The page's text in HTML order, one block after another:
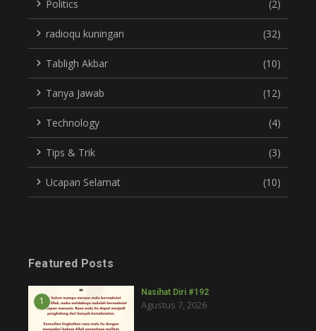
Politics (2)
radioqu kuningan (32)
Tabligh Akbar (10)
Tanya Jawab (12)
Technology (4)
Tips & Trik (3)
Ucapan Selamat (10)
Featured Posts
1
Nasihat Diri #192
Agustus 7, 2026